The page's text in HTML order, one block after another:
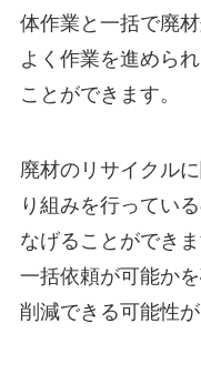
体作業と一括で廃
よく作業を進めら
ことができます。
廃材のリサイクル
り組みを行ってい
なげることができ
一括依頼が可能か
削減できる可能性が